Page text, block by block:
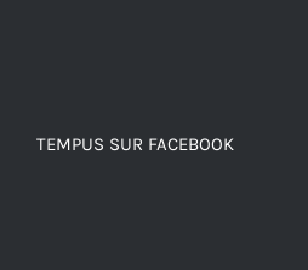
TEMPUS SUR FACEBOOK